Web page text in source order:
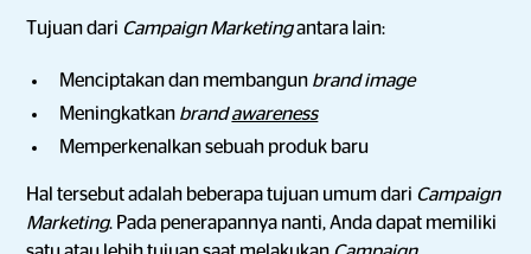
Tujuan dari Campaign Marketingantara lain:
Menciptakan dan membangun brand image
Meningkatkan brandawareness
Memperkenalkan sebuah produk baru
Hal tersebut adalah beberapa tujuan umum dari Campaign
Marketing. Pada penerapannya nanti, Anda dapat memiliki